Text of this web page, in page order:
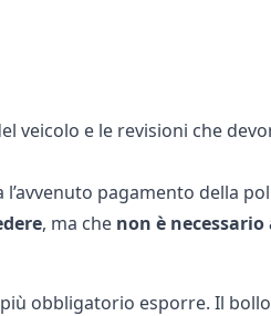
veicolo e le revisioni che
pagamento della
, ma che non è necessario
obbligatorio esporre. Il